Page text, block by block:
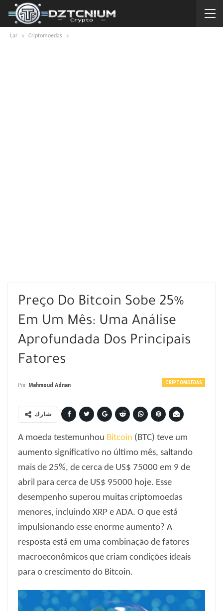
Lar Criptomoedas
Preço Do Bitcoin Sobe 25%
Em Um Mês: Uma Análise
Aprofundada Dos Principais
Fatores
CRIPTOMOEDAS
Por Mahmoud Adnan
شارك
A moeda testemunhou Bitcoin (BTC) teve um
aumento significativo no último mês, saltando
mais de 25%, de cerca de US$ 75000 em 9 de
abril para cerca de US$ 95000 hoje. Esse
desempenho superou muitas criptomoedas
menores, incluindo XRP e ADA. O que está
impulsionando esse enorme aumento? A
resposta está em uma combinação de fatores
macroeconômicos que criam condições ideais
para o crescimento do Bitcoin.